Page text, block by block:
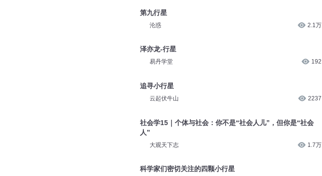
第九行星
沦惑 2.1万
泽亦龙-行星
易丹学堂 192
追寻小行星
云起伏牛山 2237
社会学15｜个体与社会：你不是“社会人儿”，但你是“社会
人”
大观天下志 1.7万
科学家们密切关注的四颗小行星